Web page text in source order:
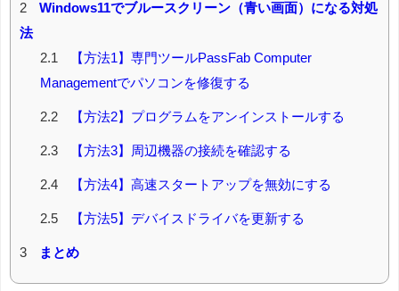
2
Windows11でブルースクリーン（青い画面）になる対処
法
2.1
【方法1】専門ツールPassFab Computer
Managementでパソコンを修復する
2.2 【方法2】プログラムをアンインストールする
2.3 【方法3】周辺機器の接続を確認する
2.4 【方法4】高速スタートアップを無効にする
2.5 【方法5】デバイスドライバを更新する
3 まとめ